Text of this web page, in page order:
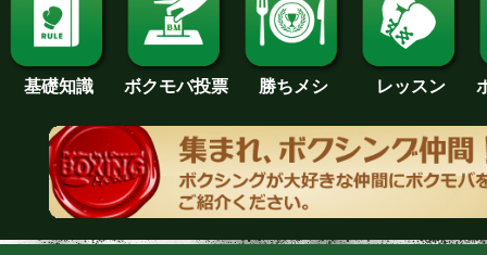
基礎知識 ボクモバ投票 勝ちメシ レッスン